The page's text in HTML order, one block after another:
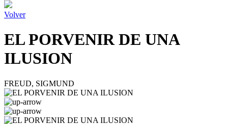
Volver
EL PORVENIR DE UNA
ILUSION
FREUD, SIGMUND